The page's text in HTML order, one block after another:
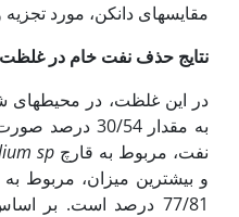
مقایسه­ای دانکن، مورد
نتایج حذف نفت خام در غلظت 1 درصد
در این غلظت، در
به مقدار 30/
نفت، مربوط به قارچ sp.
و بیش­ترین میزان، مربوط
77/81 درصد است. بر